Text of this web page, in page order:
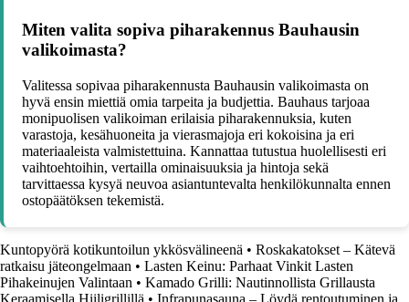
Miten valita sopiva piharakennus Bauhausin
valikoimasta?
Valitessa sopivaa piharakennusta Bauhausin valikoimasta on
hyvä ensin miettiä omia tarpeita ja budjettia. Bauhaus tarjoaa
monipuolisen valikoiman erilaisia piharakennuksia, kuten
varastoja, kesähuoneita ja vierasmajoja eri kokoisina ja eri
materiaaleista valmistettuina. Kannattaa tutustua huolellisesti eri
vaihtoehtoihin, vertailla ominaisuuksia ja hintoja sekä
tarvittaessa kysyä neuvoa asiantuntevalta henkilökunnalta ennen
ostopäätöksen tekemistä.
Kuntopyörä kotikuntoilun ykkösvälineenä • Roskakatokset – Kätevä
ratkaisu jäteongelmaan • Lasten Keinu: Parhaat Vinkit Lasten
Pihakeinujen Valintaan • Kamado Grilli: Nautinnollista Grillausta
Keraamisella Hiiligrillillä • Infrapunasauna – Löydä rentoutuminen ja